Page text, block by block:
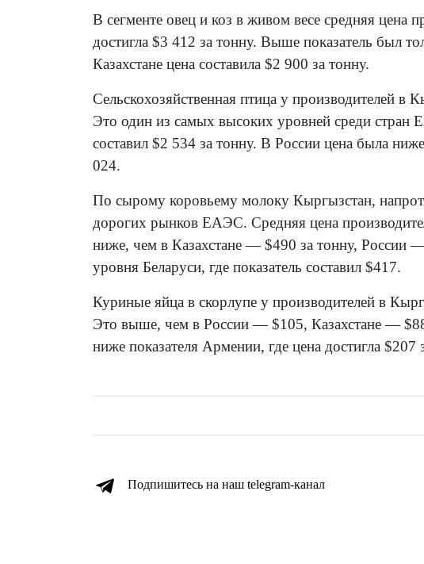
В сегменте овец и коз в живом весе средняя цена
достигла $3 412 за тонну. Выше показатель был
Казахстане цена составила $2 900 за тонну.
Сельскохозяйственная птица у производителей в
Это один из самых высоких уровней среди стран
составил $2 534 за тонну. В России цена была
024.
По сырому коровьему молоку Кыргызстан,
дорогих рынков ЕАЭС. Средняя цена
ниже, чем в Казахстане — $490 за тонну,
уровня Беларуси, где показатель составил $417.
Куриные яйца в скорлупе у производителей в
Это выше, чем в России — $105, Казахстане —
ниже показателя Армении, где цена достигла $207
Подпишитесь на наш telegram-канал